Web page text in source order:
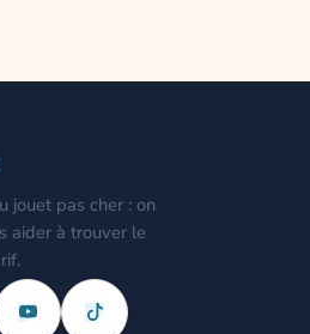
jouet pas cher : on
aider à trouver le